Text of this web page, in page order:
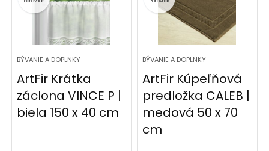
BÝVANIE A DOPLNKY
ArtFir Krátka
záclona VINCE P |
biela 150 x 40 cm
BÝVANIE A DOPLNKY
ArtFir Kúpeľňová
predložka CALEB |
medová 50 x 70
cm